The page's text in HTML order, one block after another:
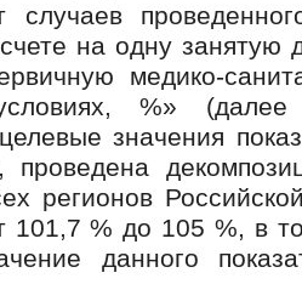
случаев
на одну занятую
медико-
%» (далее
значения
проведена
регионов
101,7 % до 105 %, в
данного